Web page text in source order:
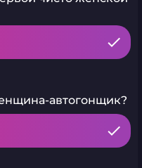
автогонщик?